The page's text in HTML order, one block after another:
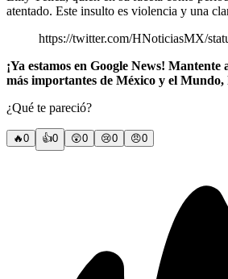
atentado. Este insulto es violencia y una
https://twitter.com/HNoticiasMX/
¡Ya estamos en Google News! Mantente
más importantes de México y el Mundo,
¿Qué te pareció?
🔥0 👍0 😲0 😢0 😠0